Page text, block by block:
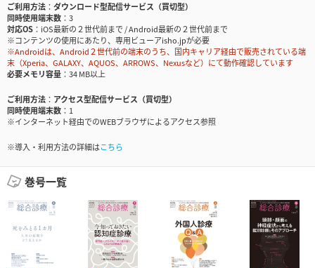
ご利用方法
ダウンロード型配信サービス（買切型）
同時使用端末数
3
対応OS
iOS最新の２世代前まで / Android最新の２世代前まで
※コンテンツの使用にあたり、専用ビューアisho.jpが必要
※Androidは、Android２世代前の端末のうち、国内キャリア経由で販売されている端
末（Xperia、GALAXY、AQUOS、ARROWS、Nexusなど）にて動作確認しています
必要メモリ容量
34 MB以上
ご利用方法
アクセス型配信サービス（買切型）
同時使用端末数
1
※インターネット経由でのWEBブラウザによるアクセス参照
※導入・利用方法の詳細はこちら
巻号一覧